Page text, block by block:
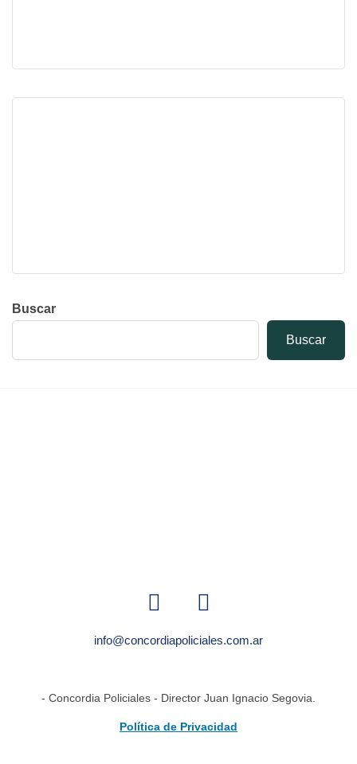
Buscar
Buscar
info@concordiapoliciales.com.ar
- Concordia Policiales - Director Juan Ignacio Segovia.
Política de Privacidad